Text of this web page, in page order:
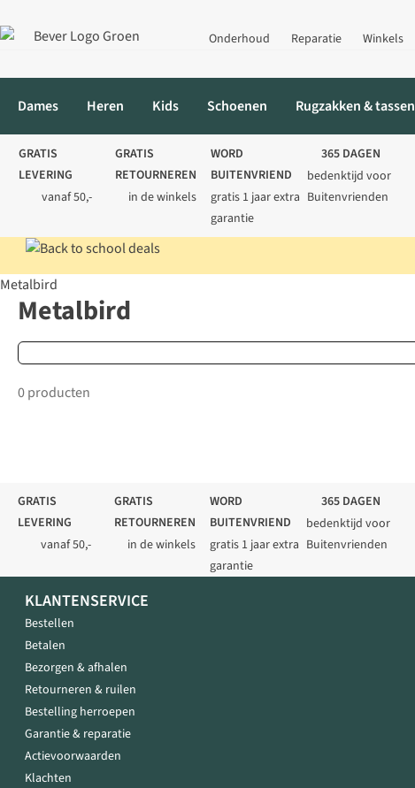
Onderhoud Reparatie Winkels
Dames Heren Kids Schoenen Rugzakken & tassen
GRATIS
LEVERING
vanaf 50,-
GRATIS
RETOURNEREN
in de winkels
WORD
BUITENVRIEND
gratis 1 jaar extra
garantie
365 DAGEN
bedenktijd voor
Buitenvrienden
Home
Merken
Metalbird
Metalbird
0 producten
GRATIS
LEVERING
vanaf 50,-
GRATIS
RETOURNEREN
in de winkels
WORD
BUITENVRIEND
gratis 1 jaar extra
garantie
365 DAGEN
bedenktijd voor
Buitenvrienden
KLANTENSERVICE
Bestellen
Betalen
Bezorgen & afhalen
Retourneren & ruilen
Bestelling herroepen
Garantie & reparatie
Actievoorwaarden
Klachten